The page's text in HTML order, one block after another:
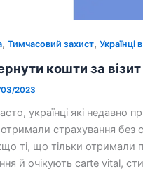
,Тимчасовий захист,Українці
кошти за візит
2023
українці які недавно
страхування без
ті, що тільки отримали
й очікують carte vital,